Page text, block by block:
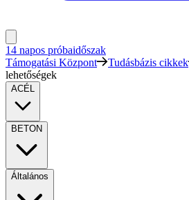
14 napos próbaidőszak
Támogatási Központ
Tudásbázis cikkek
lehetőségek
ACÉL
BETON
Általános